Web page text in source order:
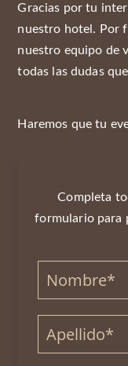
Gracias por tu
nuestro hotel. Por
nuestro equipo de
todas las dudas
Haremos que tu
Completa
formulario para